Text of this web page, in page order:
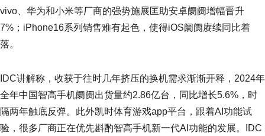
vivo、华为和小米等厂商的强势施展匡助安卓阛阓增幅晋升
7%；iPhone16系列销售难有起色，使得iOS阛阓赓续同比着
落。
IDC讲解称，收获于往时几年挤压的换机需求渐渐开释，2024年
全年中国智高手机阛阓出货量约2.86亿台，同比增长5.6%，时
隔两年触底反弹。此外凯时体育游戏app平台，跟着AI功能试
验，很多厂商正在优先斟酌智高手机新一代AI功能的发展。IDC